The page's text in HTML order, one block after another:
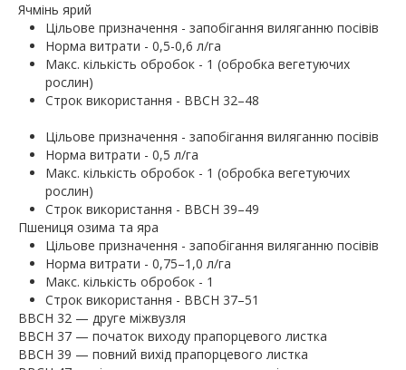
Ячмінь ярий
Цільове призначення - запобігання виляганню посівів
Норма витрати - 0,5-0,6 л/га
Макс. кількість обробок - 1 (обробка вегетуючих
рослин)
Строк використання - BBCH 32–48
Цільове призначення - запобігання виляганню посівів
Норма витрати - 0,5 л/га
Макс. кількість обробок - 1 (обробка вегетуючих
рослин)
Строк використання - BBCH 39–49
Пшениця озима та яра
Цільове призначення - запобігання виляганню посівів
Норма витрати - 0,75–1,0 л/га
Макс. кількість обробок - 1
Строк використання - BBCH 37–51
BBCH 32 — друге міжвузля
BBCH 37 — початок виходу прапорцевого листка
BBCH 39 — повний вихід прапорцевого листка